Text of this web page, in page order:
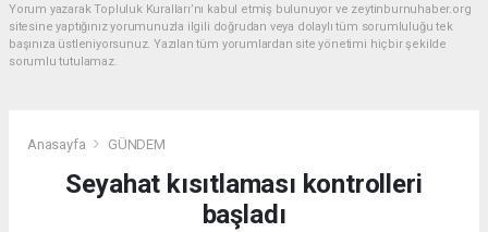
Yorum yazarak Topluluk Kuralları’nı kabul etmiş bulunuyor ve zeytinburnuhaber.org
sitesine yaptığınız yorumunuzla ilgili doğrudan veya dolaylı tüm sorumluluğu tek
başınıza üstleniyorsunuz. Yazılan tüm yorumlardan site yönetimi hiçbir şekilde
sorumlu tutulamaz.
Anasayfa GÜNDEM
Seyahat kısıtlaması kontrolleri
başladı